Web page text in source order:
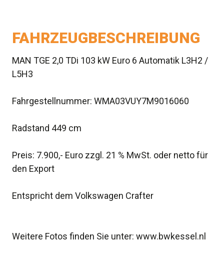
FAHRZEUGBESCHREIBUNG
MAN TGE 2,0 TDi 103 kW Euro 6 Automatik L3H2 /
L5H3
Fahrgestellnummer: WMA03VUY7M9016060
Radstand 449 cm
Preis: 7.900,- Euro zzgl. 21 % MwSt. oder netto für
den Export
Entspricht dem Volkswagen Crafter
Weitere Fotos finden Sie unter: www.bwkessel.nl